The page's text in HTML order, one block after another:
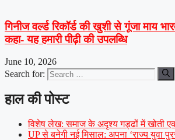
गिनीज वर्ल्ड रिकॉर्ड की खुशी से गूंजा माय
कहा- यह हमारी पीढ़ी की उपलब्धि
June 10, 2026
Search for:
हाल की पोस्ट
विशेष लेख: समाज के अदृश्य गड्ढों में खोती
UP से बनेगी नई मिसाल: अपना ‘राज्य युवा